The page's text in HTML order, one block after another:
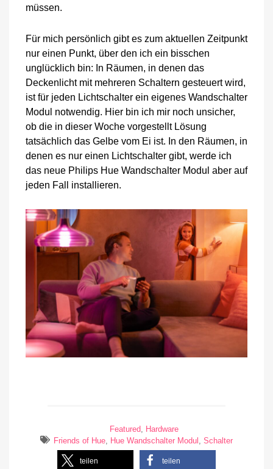
müssen.
Für mich persönlich gibt es zum aktuellen Zeitpunkt
nur einen Punkt, über den ich ein bisschen
unglücklich bin: In Räumen, in denen das
Deckenlicht mit mehreren Schaltern gesteuert wird,
ist für jeden Lichtschalter ein eigenes Wandschalter
Modul notwendig. Hier bin ich mir noch unsicher,
ob die in dieser Woche vorgestellt Lösung
tatsächlich das Gelbe vom Ei ist. In den Räumen, in
denen es nur einen Lichtschalter gibt, werde ich
das neue Philips Hue Wandschalter Modul aber auf
jeden Fall installieren.
Featured, Hardware
Friends of Hue, Hue Wandschalter Modul , Schalter
teilen teilen